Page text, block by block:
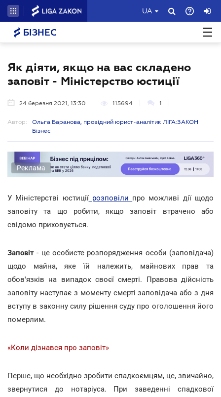
UA
БІЗНЕС
Як діяти, якщо на вас складено
заповіт - Міністерство юстиції
24 березня 2021, 13:30 115694 1
Автор:
Ольга Баранова, провідний юрист-аналітик ЛІГА:ЗАКОН
Бізнес
Реклама
У Міністерстві юстиціїрозповіли про можливі дії щодо
заповіту та що робити, якщо заповіт втрачено або
свідомо приховується.
Заповіт - це особисте розпорядження особи (заповідача)
щодо майна, яке їй належить, майнових прав та
обов'язків на випадок своєї смерті. Правова дійсність
заповіту наступає з моменту смерті заповідача або з дня
вступу в законну силу рішення суду про оголошення його
померлим.
«Коли дізнався про заповіт»
Перше, що необхідно зробити спадкоємцям, це, звичайно,
звернутися до нотаріуса. При заведенні спадкової